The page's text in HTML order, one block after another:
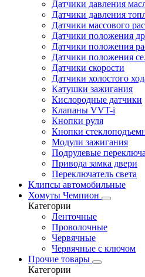
Датчики давления
Датчики давления
Датчики массового
Датчики положения
Датчики положения
Датчики положения
Датчики скорости
Датчики холостого
Катушки зажигания
Кислородные датчики
Клапаны VVT-i
Кнопки руля
Кнопки
Модули зажигания
Подрулевые
Привода замка двери
Переключатель света
Клипсы автомобильные
Хомуты Чемпион
Категории
Ленточные
Проволочные
Червячные
Червячные с ключом
Прочие товары
Категории